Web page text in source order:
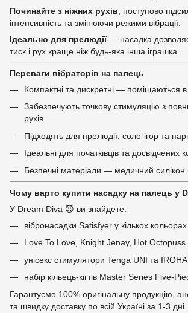
Починайте з ніжних рухів , поступово
інтенсивність та змінюючи режими вібрації.
Ідеально для прелюдії— насадка
тиск і рух краще ніж будь-яка інша іграшка.
Переваги вібраторів на палець
Компактні та дискретні — поміщаються
Забезпечують точкову стимуляцію з
рухів
Підходять для прелюдії, соло-ігор та
Ідеальні для початківців та досвідчених
Безпечні матеріали — медичний силікон
Чому варто купити насадку на палець у
У Dream Diva 😈 ви знайдете:
вібронасадки Satisfyer у кількох
Love To Love, Knight Jenay, Hot Octopuss
унісекс стимулятори Tenga UNI та
набір кільець-кігтів Master Series Five-
Гарантуємо 100% оригінальну продукцію,
та швидку доставку по всій Україні за 1-3 дні.